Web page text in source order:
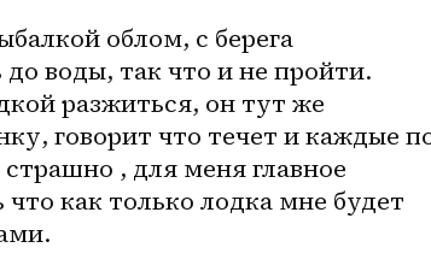
облом, с берега
воды, так что и не пройти.
разжиться, он тут же
говорит что течет и каждые
, для меня главное
как только лодка мне будет